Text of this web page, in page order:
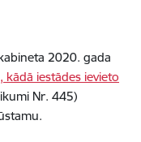
2020. gada
kādā iestādes ievieto
Nr. 445)